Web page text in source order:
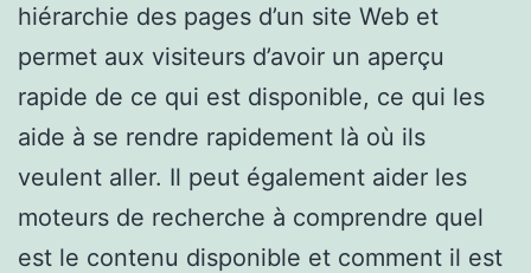
hiérarchie des pages d’un site Web et
permet aux visiteurs d’avoir un aperçu
rapide de ce qui est disponible, ce qui les
aide à se rendre rapidement là où ils
veulent aller. Il peut également aider les
moteurs de recherche à comprendre quel
est le contenu disponible et comment il est